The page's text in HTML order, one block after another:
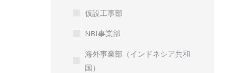
仮設工事部
NBI事業部
海外事業部（インドネシア共和
国）